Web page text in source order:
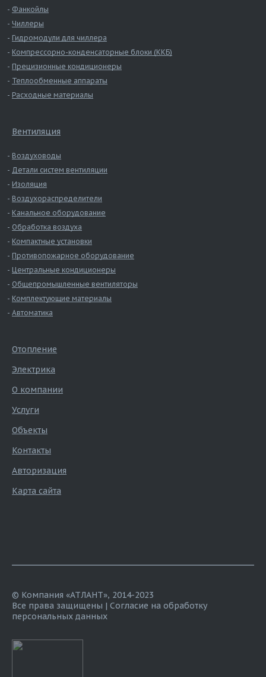
Фанкойлы
Чиллеры
Гидромодули для чиллера
Компрессорно-конденсаторные блоки (ККБ)
Прецизионные кондиционеры
Теплообменные аппараты
Расходные материалы
Вентиляция
Воздуховоды
Детали систем вентиляции
Изоляция
Воздухораспределители
Канальное оборудование
Обработка воздуха
Компактные установки
Противопожарное оборудование
Центральные кондиционеры
Общепромышленные вентиляторы
Комплектующие материалы
Автоматика
Отопление
Электрика
О компании
Услуги
Объекты
Контакты
Авторизация
Карта сайта
© Компания «АТЛАНТ», 2014-2023
Все права защищены | Согласие на обработку
персональных данных